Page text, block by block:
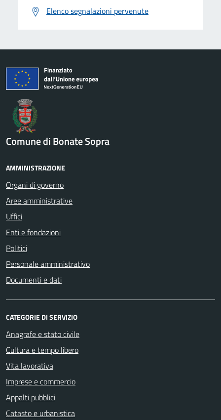
Elenco segnalazioni pervenute
Comune di Bonate Sopra
AMMINISTRAZIONE
Organi di governo
Aree amministrative
Uffici
Enti e fondazioni
Politici
Personale amministrativo
Documenti e dati
CATEGORIE DI SERVIZIO
Anagrafe e stato civile
Cultura e tempo libero
Vita lavorativa
Imprese e commercio
Appalti pubblici
Catasto e urbanistica